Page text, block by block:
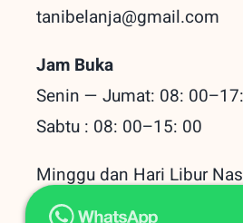
tanibelanja@gmail.com
Jam Buka
Senin — Jumat: 08:
Sabtu : 08: 00–15: 00
Minggu dan Hari Libur